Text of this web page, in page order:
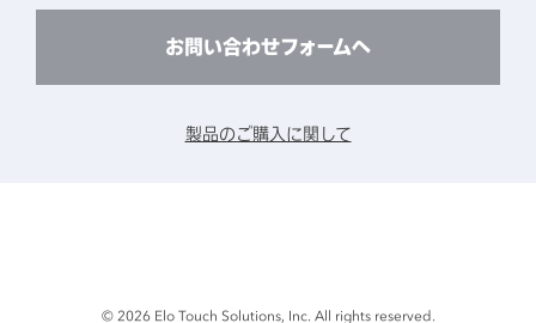
リユース・リサイクルサービスのご案内
CADデータ送付のご依頼お問い合わせフォームへ
製品のご購入に関して
© 2026 Elo Touch Solutions, Inc. All rights reserved.